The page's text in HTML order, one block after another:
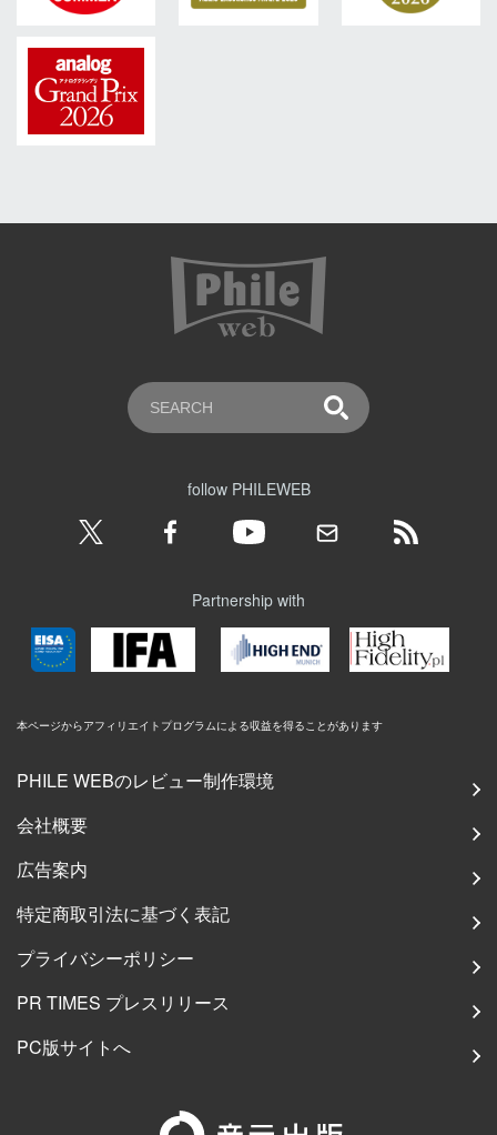
follow PHILEWEB
Partnership with
本ページからアフィリエイトプログラムによる収益を得ることがあります
PHILE WEBのレビュー制作環境
会社概要
広告案内
特定商取引法に基づく表記
プライバシーポリシー
PR TIMES プレスリリース
PC版サイトへ